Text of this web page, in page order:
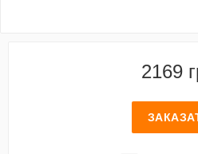
2169